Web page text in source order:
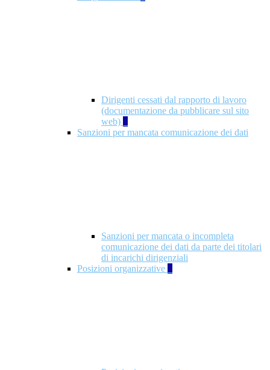
Dirigenti cessati dal rapporto di lavoro
(documentazione da pubblicare sul sito
web) 1
Sanzioni per mancata comunicazione dei dati
Sanzioni per mancata o incompleta
comunicazione dei dati da parte dei titolari
di incarichi dirigenziali
Posizioni organizzative 1